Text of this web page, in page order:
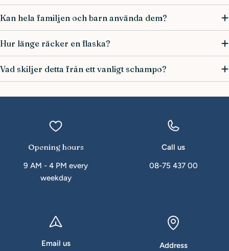
Kan hela familjen och barn använda dem?
Hur länge räcker en flaska?
Vad skiljer detta från ett vanligt schampo?
Opening hours
9 AM - 4 PM every
weekday
Call us
08-75 437 00
Email us
Address